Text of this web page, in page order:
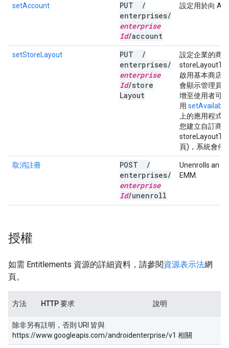
setAccount PUT
/
enterprises/
enterprise
Id/account
設定用於向
setStoreLayout PUT
/
enterprises/
enterprise
Id/store
Layout
設定企業的商
啟用基本商店
會顯示管理員
增至使用者可
用
上的應用程式
您建立自訂商
頁)，系統會停
取消註冊 POST
/
enterprises/
enterprise
Id/unenroll
Unenrolls an
EMM.
授權
如需 Entitlements 資源的詳細資料，請參閱資源表示法網
頁。
方法 HTTP 要求 說明
除非另有註明，否則 URI 皆與
https://www.googleapis.com/androidenterprise/v1 相關